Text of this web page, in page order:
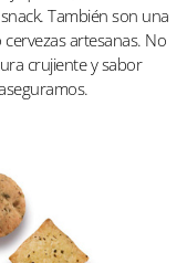
También son una
artesanas. No
crujiente y sabor